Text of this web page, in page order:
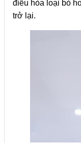
điều hòa loại bỏ
trở lại.